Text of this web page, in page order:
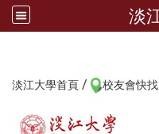
淡
淡江大學首頁 / 校友會快找